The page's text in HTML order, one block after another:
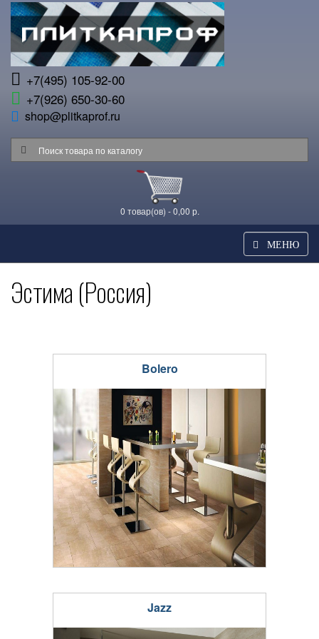
+7(495) 105-92-00
+7(926) 650-30-60
shop@plitkaprof.ru
0 товар(ов) - 0,00 р.
МЕНЮ
Эстима (Россия)
Bolero
Jazz